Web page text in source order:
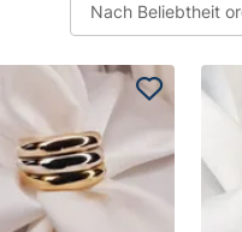
Nach Beliebtheit